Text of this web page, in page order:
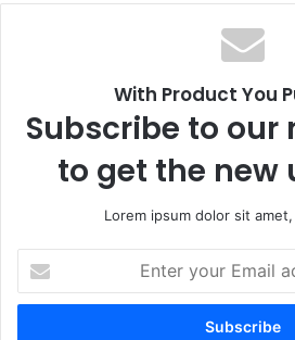
With Product You
Subscribe to
to get the new
Lorem ipsum dolor sit
your
Email